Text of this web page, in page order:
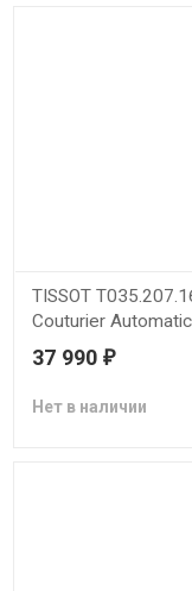
TISSOT
Couturier Automatic
37 990 ₽
Нет в наличии